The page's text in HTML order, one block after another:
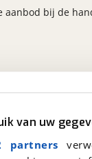
van uw
partners
aanbod bij de